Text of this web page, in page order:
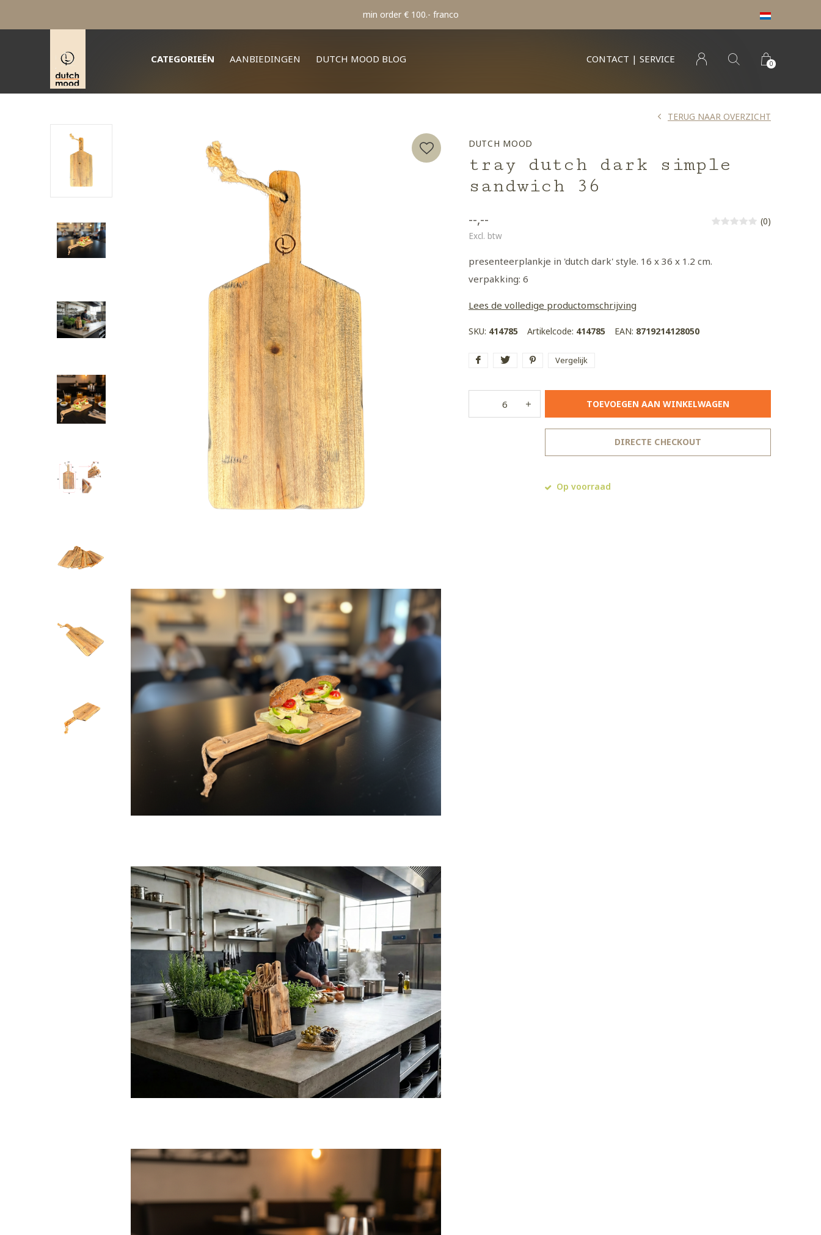
CATEGORIEËN AANBIEDINGEN DUTCH MOOD BLOG CONTACT | SERVICE 0
min order € 100.- franco
DUTCH MOOD
tray dutch dark simple
sandwich 36
TERUG NAAR OVERZICHT
--,--
Excl. btw
(0)
presenteerplankje in 'dutch dark' style. 16 x 36 x 1.2 cm.
verpakking: 6
Lees de volledige productomschrijving
SKU: 414785 Artikelcode: 414785 EAN: 8719214128050
Vergelijk
TOEVOEGEN AAN WINKELWAGEN
DIRECTE CHECKOUT
Op voorraad